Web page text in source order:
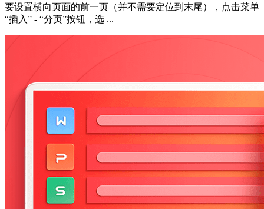
要设置横向页面的前一页（并不需要定位到末尾），点击菜单
“插入” - “分页”按钮，选 ...